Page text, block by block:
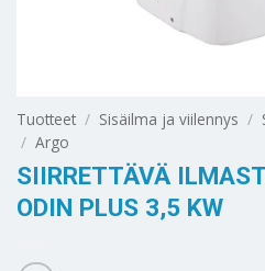
Tuotteet / Sisäilma ja viilennys /
/ Argo
SIIRRETTÄVÄ
ODIN PLUS 3,5 KW